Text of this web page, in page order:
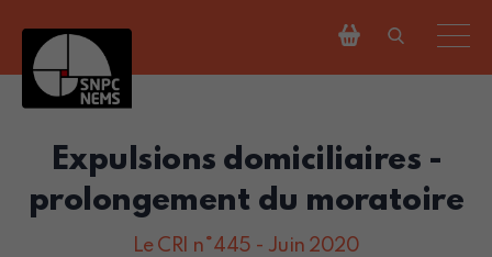
Expulsions domiciliaires -
prolongement du moratoire
Le CRI n°445 - Juin 2020